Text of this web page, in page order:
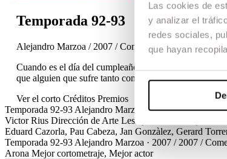
Las cookies de
y analizar el
redes sociales,
que hayan
Temporada 92-93
Alejandro Marzoa / 2007 / Comedia / Cortometraje /
Cuando es el día del cumpleaños de tu hijo pequeño,
que alguien que sufre tanto como tú… nunca, bajo
Ver el corto Créditos Premios
Temporada 92-93 Alejandro Marzoa · 2007 / 2007 /
Victor Rius Dirección de Arte Lesley Arias
Eduard Cazorla, Pau Cabeza, Jan Gonzàlez, Gerard
Temporada 92-93 Alejandro Marzoa · 2007 / 2007 /
Arona Mejor cortometraje, Mejor actor